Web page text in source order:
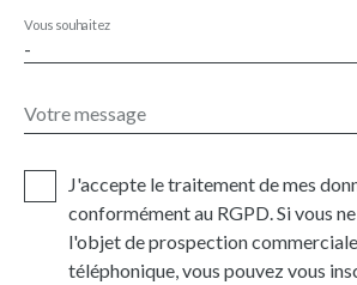
-
Vous souhaitez
Votre message
J'accepte le traitement de mes
conformément au RGPD. Si vous
l'objet de prospection
téléphonique, vous pouvez vous